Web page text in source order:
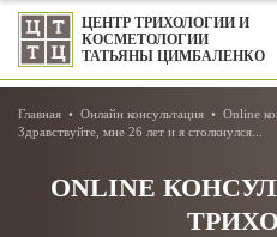
ЦЕНТР ТРИХОЛОГИИ И
КОСМЕТОЛОГИИ
ТАТЬЯНЫ ЦИМБАЛЕНКО
Главная Онлайн консультация
Online
Здравствуйте, мне 26 лет и я столкнулся...
ONLINE